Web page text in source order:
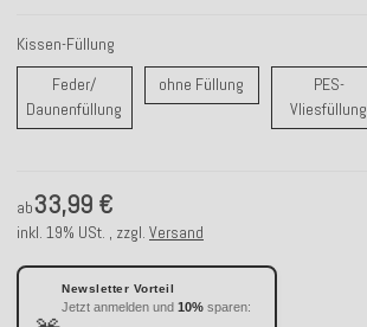
Kissen-Füllung
Feder/
Daunenfüllung Feder/ Daunenfüllung
ohne Füllung ohne FüllungPES-
Vliesfüllung
ab33,99 €
inkl. 19% USt. , zzgl. Versand
Newsletter Vorteil
Jetzt anmelden und 10% sparen: